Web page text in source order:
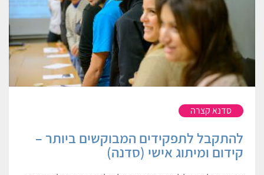
סדנא קצרה
להתקבל לתפקידים המבוקשים ביותר –
קידום ומיתוג אישי (סדנה)